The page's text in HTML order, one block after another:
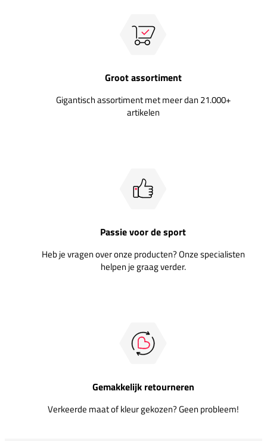
Groot assortiment
Gigantisch assortiment met meer dan 21.000+
artikelen
Passie voor de sport
Heb je vragen over onze producten? Onze specialisten
helpen je graag verder.
Gemakkelijk retourneren
Verkeerde maat of kleur gekozen? Geen probleem!